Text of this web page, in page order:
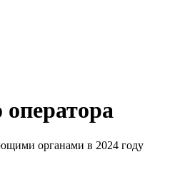
органами в 2024 году